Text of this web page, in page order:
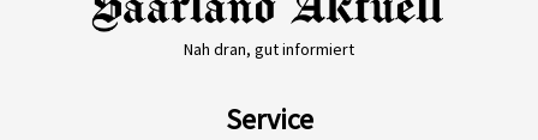
Nah dran, gut informiert
Service